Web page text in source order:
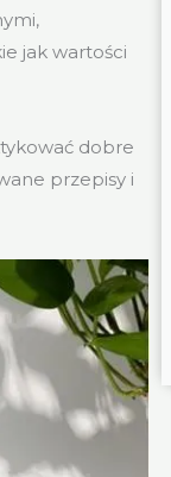
jak wartości
dobre
przepisy i